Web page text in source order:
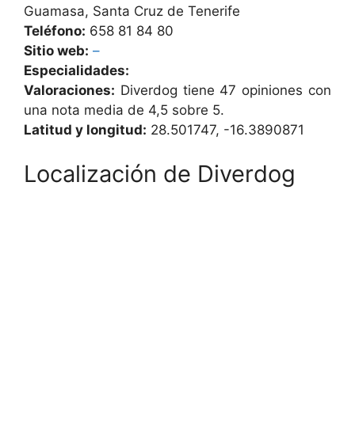
Guamasa, Santa Cruz de Tenerife
Teléfono: 658 81 84 80
Sitio web: –
Especialidades:
Valoraciones: Diverdog tiene 47 opiniones con
una nota media de 4,5 sobre 5.
Latitud y longitud: 28.501747, -16.3890871
Localización de Diverdog